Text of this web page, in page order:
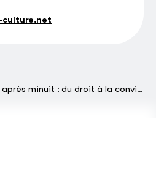
culture.net
à la convivialité et à la culture comme conditions de la démocratie